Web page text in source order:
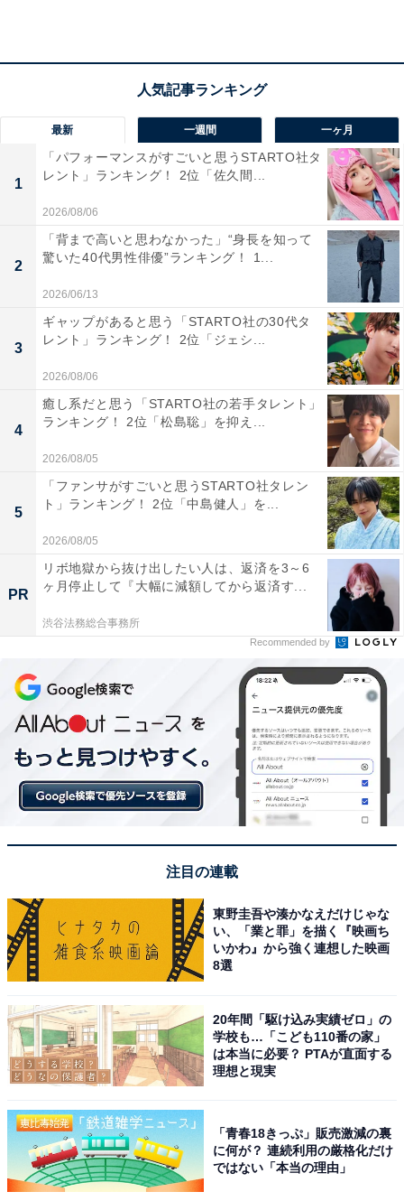
万5360円ですが、家賃などは地域や条件によって差が出
てくるので、住居費を除いた14万円程度が回答者の属性
に近い平均生活費ということになります。
回答者に実家を出る予定の有無を聞くと、現時点では
「ない」とし、「家族といたいので」と理由を話しまし
た。さらに、恋愛や結婚願望は「どちらともいえない」
と答え、「無い事は無いのですがこればっかりは分から
ないので」と話しました。
居心地のいい実家ゆえに「楽なので1人暮らしがで
きないのでしょうね」
現在実家暮らしを選んでいるのは、仲の良い家族で実家
の居心地がいいからなのだそうです。
さらに、「家族といると居心地が良くて母は料理が上手
でとても美味しい」「私が仕事ができるのも家の事をや
ってくれるので仕事中心にできる」と話し、「きっと楽
には良く家族で出かけるのです」と、実家で過ごす楽し
みも教えてくれました。
生活費や貯金の面で、家族の言葉に甘えている
一方で、実家暮らしで苦労していることに関しては「夜
遅く帰ってくる時が悪いかなぁ？と思っています」と話
し、「先に寝ていてねと言っていても父も母も起きてい
るのでその部分では気になる所です」と回答。
一方で、お金の苦労について聞くと「父はまだ現役で働
いているのです。私が初めて働き出した頃に生活費を入
最新 一週間 一ヶ月
1
「パフォーマンスがすごいと思うSTARTO社タ
レント」ランキング！ 2位「佐久間...
2026/08/06
2
「背まで高いと思わなかった」“身長を知って
驚いた40代男性俳優”ランキング！ 1...
2026/06/13
3
ギャップがあると思う「STARTO社の30代タ
レント」ランキング！ 2位「ジェシ...
2026/08/06
4
癒し系だと思う「STARTO社の若手タレント」
ランキング！ 2位「松島聡」を抑え...
2026/08/05
5
「ファンサがすごいと思うSTARTO社タレン
ト」ランキング！ 2位「中島健人」を...
2026/08/05
PR
リボ地獄から抜け出したい人は、返済を3～6
ヶ月停止して『大幅に減額してから返済す...
渋谷法務総合事務所
Recommended by
注目の連載
東野圭吾や湊かなえだけじゃな
い、「業と罪」を描く『映画ち
いかわ』から強く連想した映画
8選
20年間「駆け込み実績ゼロ」の
学校も…「こども110番の家」
は本当に必要？ PTAが直面する
理想と現実
「青春18きっぷ」販売激減の裏
に何が？ 連続利用の厳格化だけ
ではない「本当の理由」